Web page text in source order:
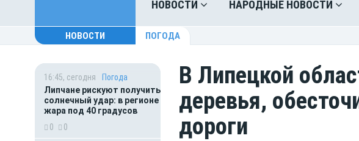
НОВОСТИ НАРОДНЫЕ НОВОСТИ
НОВОСТИ ПОГОДА
16:45, сегодня
Погода
Липчане рискуют получить
солнечный удар: в регионе
жара под 40 градусов
0
0
В Липецкой
деревья,
дороги